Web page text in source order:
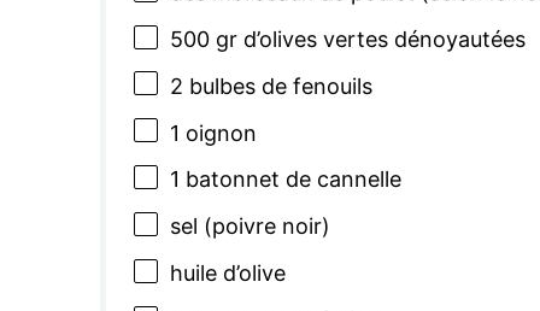
500gr d’olives vertes dénoyautées
2 bulbes de fenouils
1 oignon
1 batonnet de cannelle
sel (poivre noir)
huile d’olive